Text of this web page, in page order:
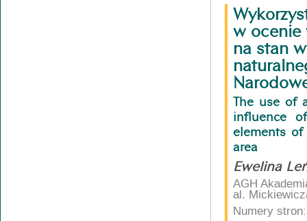
w ocenie
na stan
The use of
influence
elements
area
Ewelina
AGH
al.
Numery